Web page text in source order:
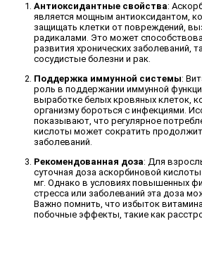
Антиоксидантные свойства:
является мощным антиоксидантом,
защищать клетки от повреждений,
радикалами. Это может
развития хронических заболеваний,
сосудистые болезни и рак.
Поддержка иммунной системы:
роль в поддержании иммунной
выработке белых кровяных клеток,
организму бороться с инфекциями.
показывают, что регулярное
кислоты может сократить
заболеваний.
Рекомендованная доза: Для
суточная доза аскорбиновой
мг. Однако в условиях повышенных
стресса или заболеваний эта доза
Важно помнить, что избыток
побочные эффекты, такие как